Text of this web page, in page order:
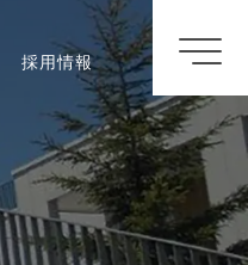
採用情報